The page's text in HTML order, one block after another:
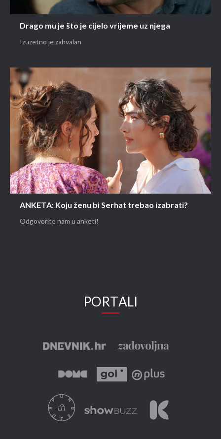
Drago mu je što je cijelo vrijeme uz njega
Izuzetno je zahvalan
ANKETA: Koju ženu bi Serhat trebao izabrati?
Odgovorite nam u anketi!
PORTALI